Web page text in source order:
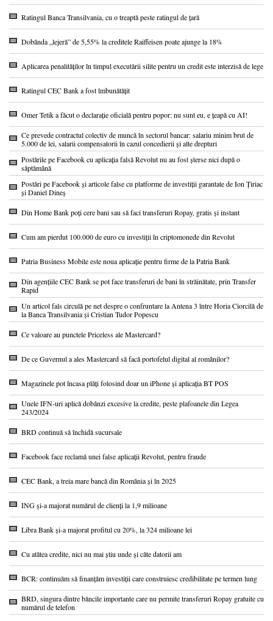
Ratingul Banca Transilvania, cu o treaptă peste ratingul de țară
Dobânda „lejeră” de 5,55% la creditele Raiffeisen poate ajunge la 18%
Aplicarea penalităților în timpul executării silite pentru un credit este interzisă de lege
Ratingul CEC Bank a fost îmbunătățit
Omer Tetik a făcut o declarație oficială pentru popor: nu sunt eu, e țeapă cu AI!
Ce prevede contractul colectiv de muncă în sectorul bancar: salariu minim brut de
5.000 de lei, salarii compensatorii în cazul concedierii și alte drepturi
Postările pe Facebook cu aplicația falsă Revolut nu au fost șterse nici după o
săptămână
Postări pe Facebook și articole false cu platforme de investiții garantate de Ion Țiriac
și Daniel Dineș
Din Home Bank poți cere bani sau să faci transferuri Ropay, gratis și instant
Cum am pierdut 100.000 de euro cu investiții în criptomonede din Revolut
Patria Business Mobile este noua aplicație pentru firme de la Patria Bank
Din agențiile CEC Bank se pot face transferuri de bani în străinătate, prin Transfer
Rapid
Un articol fals circulă pe net despre o confruntare la Antena 3 între Horia Ciorcilă de
la Banca Transilvania și Cristian Tudor Popescu
Ce valoare au punctele Priceless ale Mastercard?
De ce Guvernul a ales Mastercard să facă portofelul digital al românilor?
Magazinele pot încasa plăți folosind doar un iPhone și aplicația BT POS
Unele IFN-uri aplică dobânzi excesive la credite, peste plafoanele din Legea
243/2024
BRD continuă să închidă sucursale
Facebook face reclamă unei false aplicații Revolut, pentru fraude
CEC Bank, a treia mare bancă din România și în 2025
ING și-a majorat numărul de clienți la 1,9 milioane
Libra Bank și-a majorat profitul cu 20%, la 324 milioane lei
Cu atâtea credite, nici nu mai știu unde și câte datorii am
BCR: continuăm să finanțăm investiții care construiesc credibilitate pe termen lung
BRD, singura dintre băncile importante care nu permite transferuri Ropay gratuite cu
numărul de telefon